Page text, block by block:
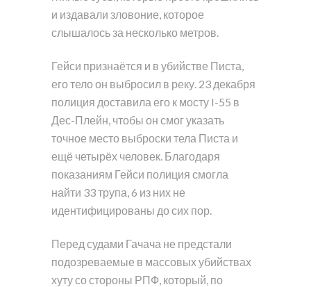
и издавали зловоние, которое
слышалось за несколько метров.
Гейси признаётся и в убийстве Писта,
его тело он выбросил в реку. 23 декабря
полиция доставила его к мосту I-55 в
Дес-Плейн, чтобы он смог указать
точное место выброски тела Писта и
ещё четырёх человек. Благодаря
показаниям Гейси полиция смогла
найти 33 трупа, 6 из них не
идентифицированы до сих пор.
Перед судами Гачача не предстали
подозреваемые в массовых убийствах
хуту со стороны РПФ, который, по